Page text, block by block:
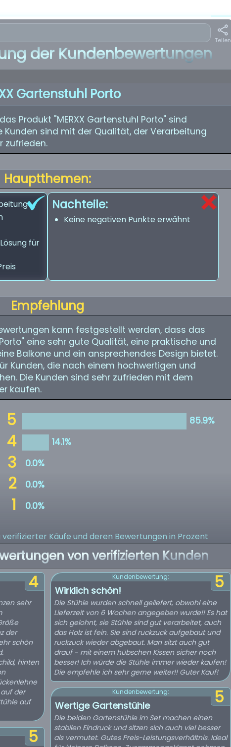
Teilen
der Kundenbewertungen
Gartenstuhl Porto
Produkt "MERXX Gartenstuhl Porto" sind
Kunden sind mit der Qualität, der Verarbeitung
zufrieden.
Hauptthemen:
für
Nachteile:
Keine negativen Punkte erwähnt
Empfehlung
kann festgestellt werden, dass das
eine sehr gute Qualität, eine praktische und
Balkone und ein ansprechendes Design bietet.
Kunden, die nach einem hochwertigen und
Die Kunden sind sehr zufrieden mit dem
kaufen.
Käufe und deren Bewertungen in Prozent
von verifizierten Kunden
4
sehr
der
schön
hinten
der
auf
5
5
Kundenbewertung:
Wirklich schön!
Die Stühle wurden schnell geliefert, obwohl eine
Lieferzeit von 6 Wochen angegeben wurde!! Es hat
sich gelohnt, sie Stühle sind gut verarbeitet, auch
das Holz ist fein. Sie sind ruckzuck aufgebaut und
ruckzuck wieder abgebaut. Man sitzt auch gut
drauf - mit einem hübschen Kissen sicher noch
besser! Ich würde die Stühle immer wieder kaufen!
Die empfehle ich sehr gerne weiter!! Guter Kauf!
5
Kundenbewertung:
Wertige Gartenstühle
Die beiden Gartenstühle im Set machen einen
stabilen Eindruck und sitzen sich auch viel besser
als vermutet. Gutes Preis-Leistungsverhältnis. Ideal